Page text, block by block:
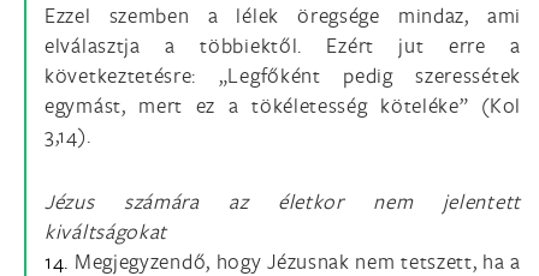
Ezzel szemben a lélek öregsége mindaz, ami
elválasztja a többiektől. Ezért jut erre a
következtetésre: „Legfőként pedig szeressétek
egymást, mert ez a tökéletesség köteléke” (Kol
3,14).
Jézus számára az életkor nem jelentett
kiváltságokat
14. Megjegyzendő, hogy Jézusnak nem tetszett, ha a